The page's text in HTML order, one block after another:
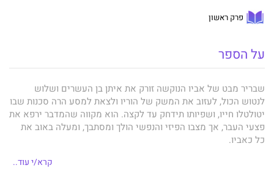
פרק ראשון
על הספר
שבריר מבט של אביו הנוקשה זורק את איתן בן העשרים ושלוש
לנטוש הכול, לעזוב את המשק של הוריו ולצאת למסע הרה סכנות שבו
יטולטלו חייו, ושפיותו תידחק עד לקצה. הוא מקווה שהמדבר ירפא את
פצעי העבר, אך מצבו הפיזי והנפשי הולך ומסתבך, ומעלה באוב את
כל כאביו.
הוא סיפור על אנשים שאינם יודעים כיצד להתמודד
קרא/י עוד..